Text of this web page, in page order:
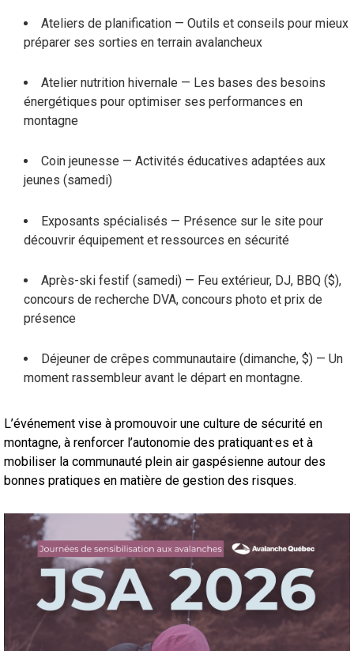
Ateliers de planification — Outils et conseils pour mieux
préparer ses sorties en terrain avalancheux
Atelier nutrition hivernale — Les bases des besoins
énergétiques pour optimiser ses performances en
montagne
Coin jeunesse — Activités éducatives adaptées aux
jeunes (samedi)
Exposants spécialisés — Présence sur le site pour
découvrir équipement et ressources en sécurité
Après-ski festif (samedi) — Feu extérieur, DJ, BBQ ($),
concours de recherche DVA, concours photo et prix de
présence
Déjeuner de crêpes communautaire (dimanche, $) — Un
moment rassembleur avant le départ en montagne.
L’événement vise à promouvoir une culture de sécurité en
montagne, à renforcer l’autonomie des pratiquant·es et à
mobiliser la communauté plein air gaspésienne autour des
bonnes pratiques en matière de gestion des risques.